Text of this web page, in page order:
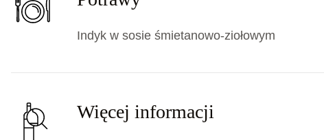
Indyk w sosie śmietanowo-ziołowym
Więcej informacji